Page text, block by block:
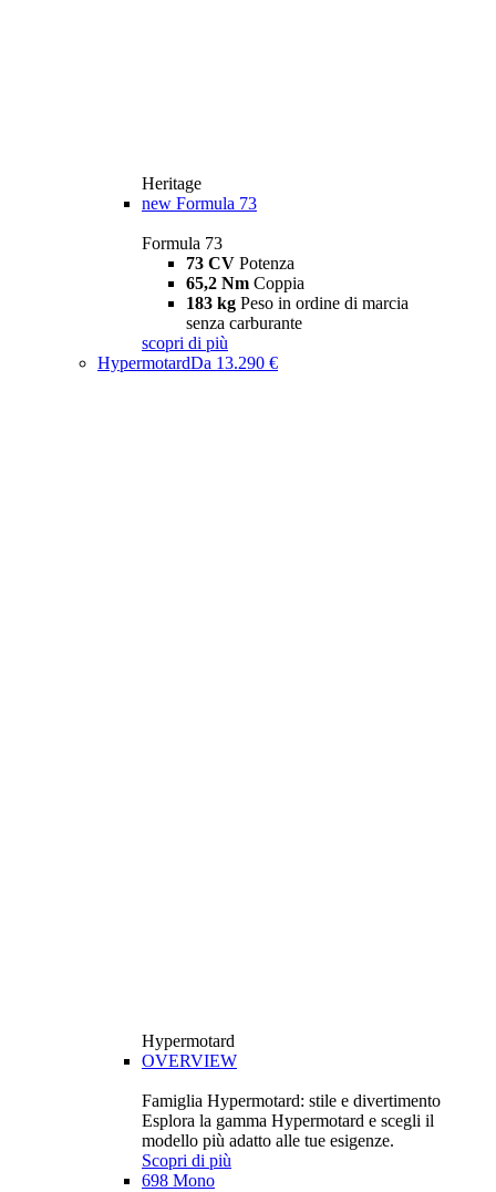
Heritage
new Formula 73
Formula 73
73 CV Potenza
65,2 Nm Coppia
183 kg Peso in ordine di marcia
senza carburante
scopri di più
HypermotardDa 13.290 €
Hypermotard
OVERVIEW
Famiglia Hypermotard: stile e divertimento
Esplora la gamma Hypermotard e scegli il
modello più adatto alle tue esigenze.
Scopri di più
698 Mono